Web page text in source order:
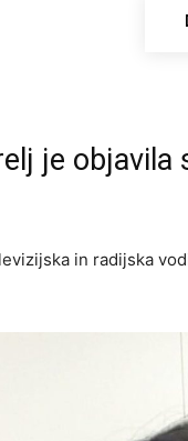
je
in radijska